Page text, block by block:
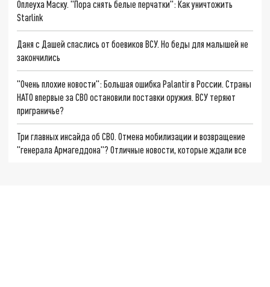
Оплеуха Маску. "Пора снять белые перчатки": Как уничтожить
Starlink
Даня с Дашей спаслись от боевиков ВСУ. Но беды для малышей не
закончились
"Очень плохие новости": Большая ошибка Palantir в России. Страны
НАТО впервые за СВО остановили поставки оружия. ВСУ теряют
приграничье?
Три главных инсайда об СВО. Отмена мобилизации и возвращение
"генерала Армагеддона"? Отличные новости, которые ждали все